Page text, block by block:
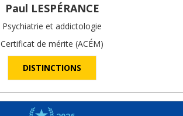
Paul LESPÉRANCE
Psychiatrie et addictologie
Certificat de mérite (ACÉM)
DISTINCTIONS